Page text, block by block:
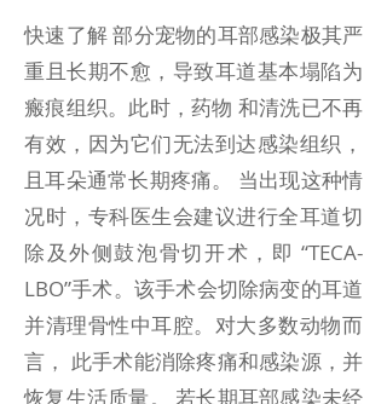
快速了解 部分宠物的耳部感染极其严
重且长期不愈，导致耳道基本塌陷为
瘢痕组织。此时，药物 和清洗已不再
有效，因为它们无法到达感染组织，
且耳朵通常长期疼痛。 当出现这种情
况时，专科医生会建议进行全耳道切
除及外侧鼓泡骨切开术，即 “TECA-
LBO”手术。该手术会切除病变的耳道
并清理骨性中耳腔。对大多数动物而
言， 此手术能消除疼痛和感染源，并
恢复生活质量。 若长期耳部感染未经